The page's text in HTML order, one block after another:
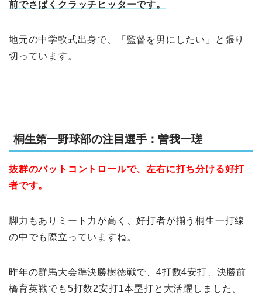
前でさばくクラッチヒッターです。
地元の中学軟式出身で、「監督を男にしたい」と張り
切っています。
桐生第一野球部の注目選手：曽我一瑳
抜群のバットコントロールで、左右に打ち分ける好打
者です。
脚力もありミート力が高く、好打者が揃う桐生一打線
の中でも際立っていますね。
昨年の群馬大会準決勝樹徳戦で、4打数4安打、決勝前
橋育英戦でも5打数2安打1本塁打と大活躍しました。